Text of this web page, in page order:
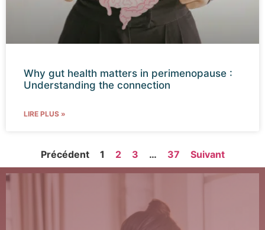
Why gut health matters in perimenopause :
Understanding the connection
LIRE PLUS »
Précédent 1 2 3 … 37 Suivant